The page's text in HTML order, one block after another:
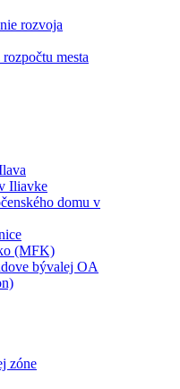
rozvoja
mesta
Iliavke
domu v
(MFK)
bývalej OA
zóne